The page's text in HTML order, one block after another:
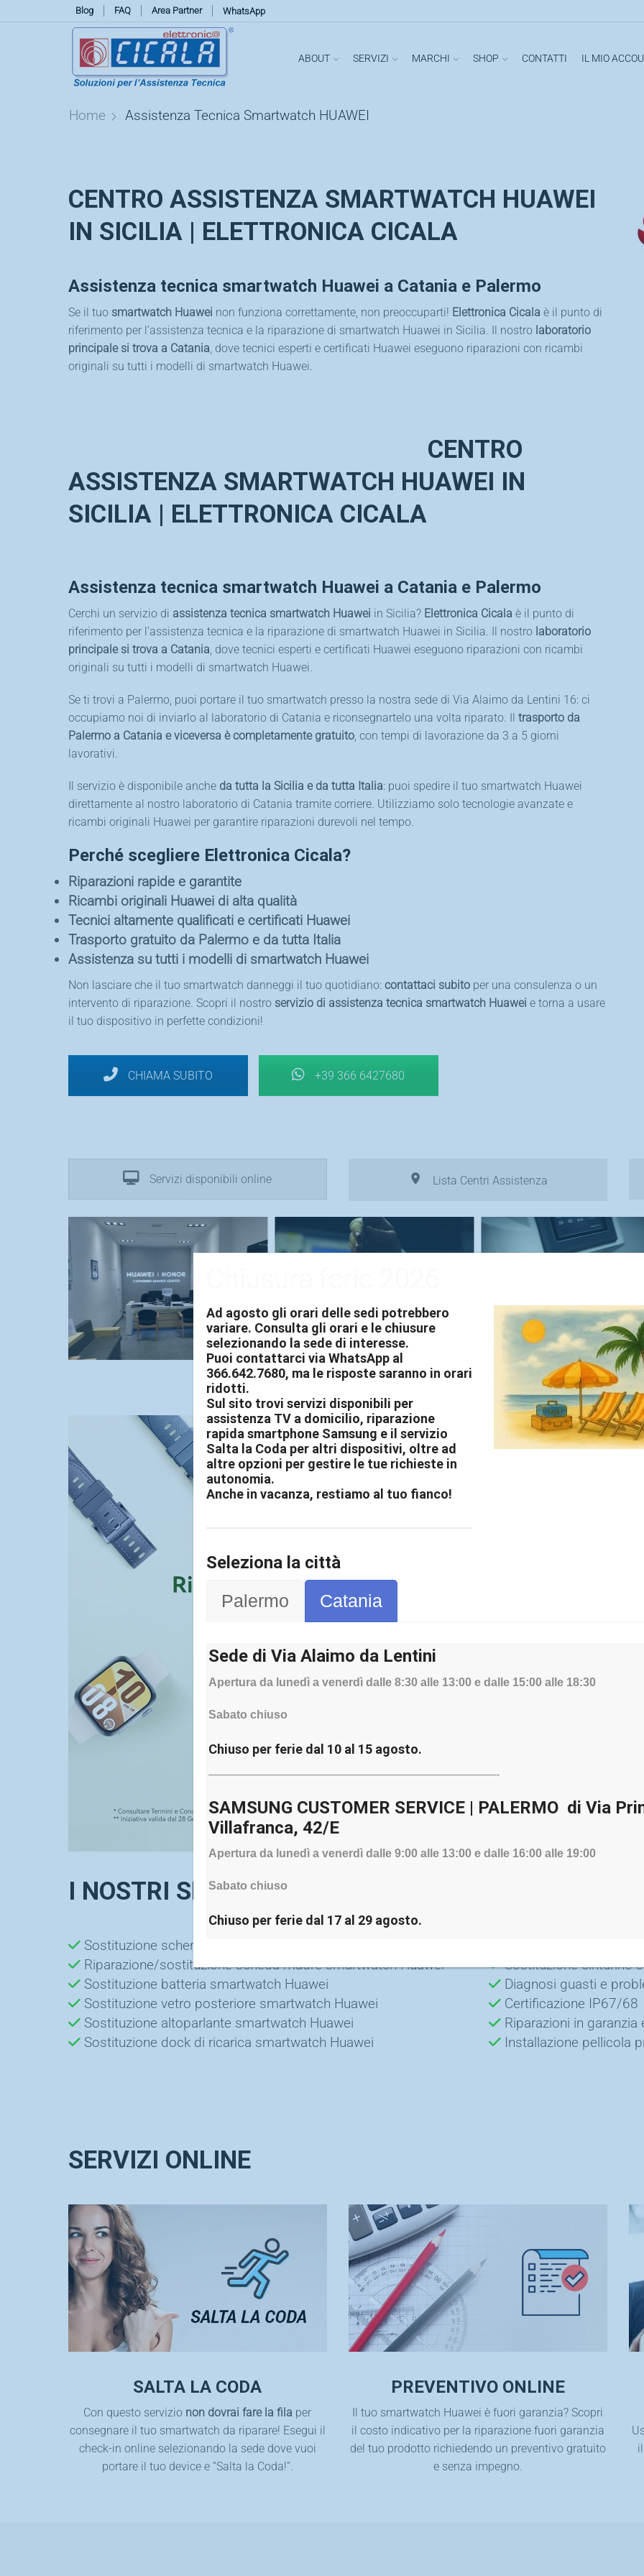
Blog FAQ Area Partner WhatsApp
ABOUT SERVIZI MARCHI SHOP CONTATTI IL MIO
Home Assistenza Tecnica Smartwatch HUAWEI
CENTRO ASSISTENZA SMARTWATCH HUAWEI
IN SICILIA | ELETTRONICA CICALA
Assistenza tecnica smartwatch Huawei a Catania e Palermo
Se il tuo smartwatch Huawei non funziona correttamente, non preoccuparti! Elettronica Cicala è il punto di
riferimento per l’assistenza tecnica e la riparazione di smartwatch Huawei in Sicilia. Il nostro laboratorio
principale si trova a Catania, dove tecnici esperti e certificati Huawei eseguono riparazioni con ricambi
originali su tutti i modelli di smartwatch Huawei.
CENTRO
ASSISTENZA SMARTWATCH HUAWEI IN
SICILIA | ELETTRONICA CICALA
Assistenza tecnica smartwatch Huawei a Catania e Palermo
Cerchi un servizio di assistenza tecnica smartwatch Huawei in Sicilia? Elettronica Cicala è il punto di
riferimento per l’assistenza tecnica e la riparazione di smartwatch Huawei in Sicilia. Il nostro laboratorio
principale si trova a Catania , dove tecnici esperti e certificati Huawei eseguono riparazioni con ricambi
originali su tutti i modelli di smartwatch Huawei.
Se ti trovi a Palermo, puoi portare il tuo smartwatch presso la nostra sede di Via Alaimo da Lentini 16: ci
occupiamo noi di inviarlo al laboratorio di Catania e riconsegnartelo una volta riparato. Il trasporto da
Palermo a Catania e viceversa è completamente gratuito, con tempi di lavorazione da 3 a 5 giorni
lavorativi.
Il servizio è disponibile anche da tutta la Sicilia e da tutta Italia: puoi spedire il tuo smartwatch Huawei
direttamente al nostro laboratorio di Catania tramite corriere. Utilizziamo solo tecnologie avanzate e
ricambi originali Huawei per garantire riparazioni durevoli nel tempo.
Perché scegliere Elettronica Cicala?
Riparazioni rapide e garantite
Ricambi originali Huawei di alta qualità
Tecnici altamente qualificati e certificati Huawei
Trasporto gratuito da Palermo e da tutta Italia
Assistenza su tutti i modelli di smartwatch Huawei
Non lasciare che il tuo smartwatch danneggi il tuo quotidiano: contattaci subitoper una consulenza o un
intervento di riparazione. Scopri il nostro servizio di assistenza tecnica smartwatch Huawei e torna a usare
il tuo dispositivo in perfette condizioni!
CHIAMA SUBITO +39 366 6427680
Servizi disponibili online Lista Centri Assistenza
I NOSTRI SERVIZI DI ASSISTENZA TECNICA
Sostituzione schermo smartwatch Huawei
Riparazione/sostituzione scheda madre smartwatch Huawei
Sostituzione batteria smartwatch Huawei
Sostituzione vetro posteriore smartwatch Huawei
Sostituzione altoparlante smartwatch Huawei
Sostituzione dock di ricarica smartwatch Huawei
Diagnosi infiltrazione
Sostituzione cinturino
Diagnosi guasti e
Certificazione IP67/68
Riparazioni in garanzia
Installazione pellicola
SERVIZI ONLINE
SALTA LA CODA
Con questo servizio non dovrai fare la fila per
consegnare il tuo smartwatch da riparare! Esegui il
check-in online selezionando la sede dove vuoi
portare il tuo device e “Salta la Coda!”.
PREVENTIVO ONLINE
Il tuo smartwatch Huawei è fuori garanzia? Scopri
il costo indicativo per la riparazione fuori garanzia
del tuo prodotto richiedendo un preventivo gratuito
e senza impegno.
Ad agosto gli orari delle sedi potrebbero
variare. Consulta gli orari e le chiusure
selezionando la sede di interesse.
Puoi contattarci via WhatsApp al
366.642.7680, ma le risposte saranno in orari
ridotti.
Sul sito trovi servizi disponibili per
assistenza TV a domicilio, riparazione
rapida smartphone Samsung e il servizio
Salta la Coda per altri dispositivi, oltre ad
altre opzioni per gestire le tue richieste in
autonomia.
Anche in vacanza, restiamo al tuo fianco!
Seleziona la città
Palermo
Catania
Sede di Via Alaimo da Lentini
Apertura da lunedì a venerdì dalle 8:30 alle 13:00 e dalle 15:00 alle 18:30
Sabato chiuso
Chiuso per ferie dal 10 al 15 agosto.
—————————————————————————-
SAMSUNG CUSTOMER SERVICE | PALERMO di Via
Villafranca, 42/E
Apertura da lunedì a venerdì dalle 9:00 alle 13:00 e dalle 16:00 alle 19:00
Sabato chiuso
Chiuso per ferie dal 17 al 29 agosto.